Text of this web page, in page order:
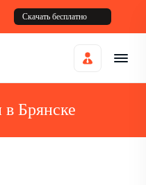
Скачать бесплатно
в Брянске